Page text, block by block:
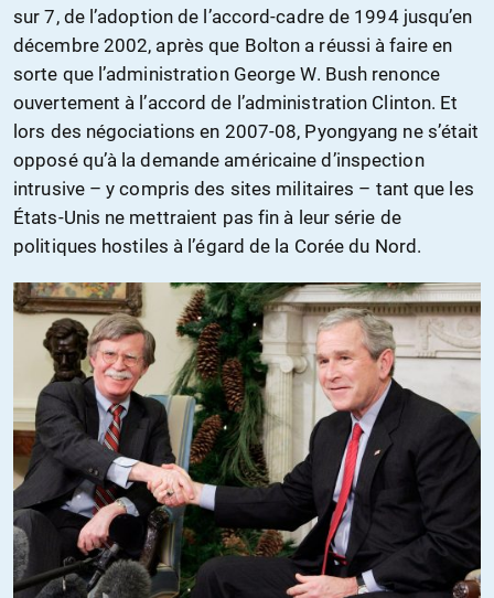
sur 7, de l’adoption de l’accord-cadre de 1994 jusqu’en
décembre 2002, après que Bolton a réussi à faire en
sorte que l’administration George W. Bush renonce
ouvertement à l’accord de l’administration Clinton. Et
lors des négociations en 2007-08, Pyongyang ne s’était
opposé qu’à la demande américaine d’inspection
intrusive – y compris des sites militaires – tant que les
États-Unis ne mettraient pas fin à leur série de
politiques hostiles à l’égard de la Corée du Nord.